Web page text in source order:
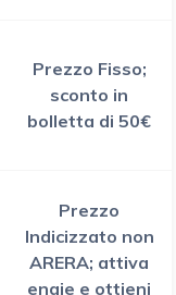
Prezzo Fisso;
sconto in
bolletta di 50€
Prezzo
Indicizzato non
ARERA; attiva
engie e ottieni